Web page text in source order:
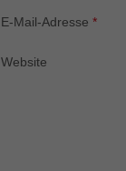
E-Mail-Adresse *
Website